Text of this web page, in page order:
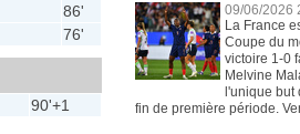
86'
76'
90'+1
09/06/2026
La France
Coupe du
victoire 1-0
Melvine
l'unique but
fin de première période.